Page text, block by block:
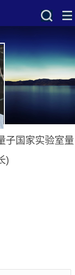
子国家实验室量
)